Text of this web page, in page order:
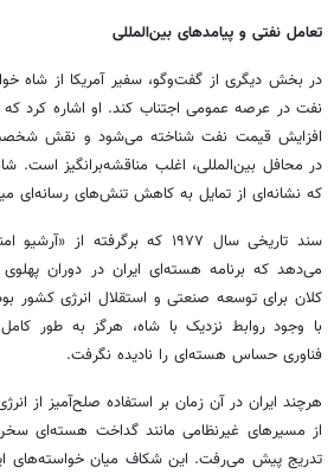
تعامل نفتی و پیامدهای بین‌المللی
در بخش دیگری از گفت‌وگو، سفیر آمریکا از شاه
نفت در عرصه عمومی اجتناب کند. او اشاره کرد
افزایش قیمت نفت شناخته می‌شود و نقش
در محافل بین‌المللی، اغلب مناقشه‌برانگیز است.
که نشانه‌ای از تمایل به کاهش تنش‌های رسانه‌ای
سند تاریخی سال ۱۹۷۷ که
می‌دهد که برنامه هسته‌ای ایران در دوران
کلان برای توسعه صنعتی و استقلال انرژی کشور
با وجود روابط نزدیک با شاه، هرگز به ‌طور
فناوری حساس هسته‌ای را نادیده نگرفت.
هرچند ایران در آن زمان بر استفاده صلح‌آمیز از
از مسیرهای غیرنظامی مانند گداخت هسته‌ای
تدریج پیش می‌رفت. این شکاف میان خواسته‌های